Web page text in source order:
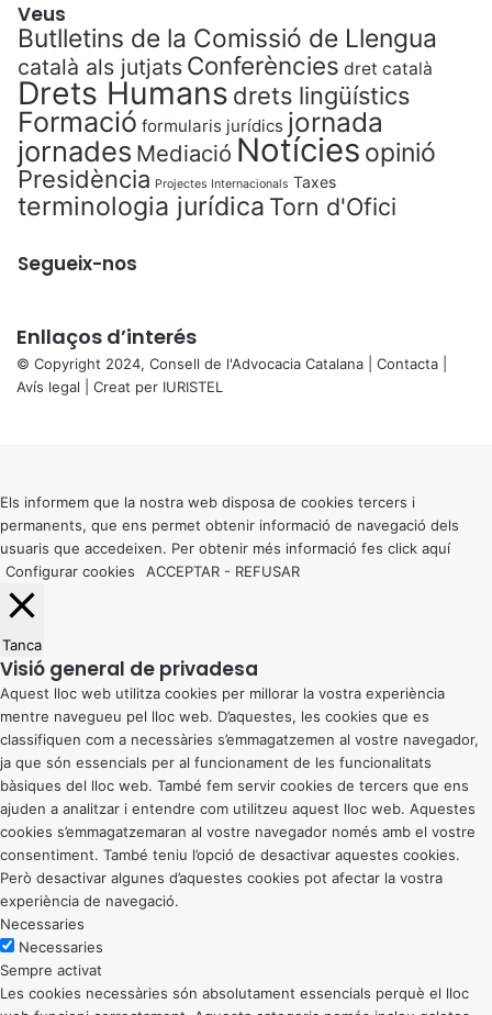
Veus
Butlletins de la Comissió de Llengua
català als jutjats Conferències dret català
Drets Humans drets lingüístics
Formació formularis jurídics jornada
jornades Mediació Notícies opinió
Presidència Projectes Internacionals Taxes
terminologia jurídica Torn d'Ofici
Segueix-nos
Enllaços d’interés
© Copyright 2024, Consell de l'Advocacia Catalana | Contacta
Avís legal | Creat per IURISTEL
button
Els informem que la nostra web disposa de cookies tercers i
permanents, que ens permet obtenir informació de navegació dels
usuaris que accedeixen. Per obtenir més informació fes click aquí
Configurar cookies
ACCEPTAR - REFUSAR
Tanca
Visió general de privadesa
Aquest lloc web utilitza cookies per millorar la vostra experiència
mentre navegueu pel lloc web. D’aquestes, les cookies que es
classifiquen com a necessàries s’emmagatzemen al vostre navegador,
ja que són essencials per al funcionament de les funcionalitats
bàsiques del lloc web. També fem servir cookies de tercers que ens
ajuden a analitzar i entendre com utilitzeu aquest lloc web. Aquestes
cookies s’emmagatzemaran al vostre navegador només amb el vostre
consentiment. També teniu l’opció de desactivar aquestes cookies.
Però desactivar algunes d’aquestes cookies pot afectar la vostra
experiència de navegació.
Necessaries
Necessaries
Sempre activat
Les cookies necessàries són absolutament essencials perquè el lloc